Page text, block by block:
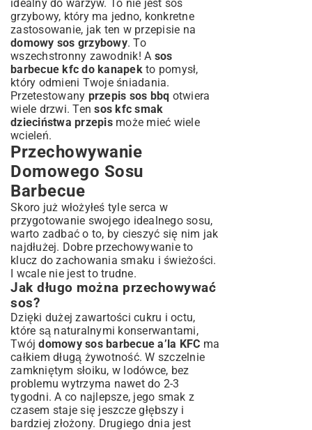
idealny do warzyw. To nie jest sos
grzybowy, który ma jedno, konkretne
zastosowanie, jak ten w przepisie na
domowy sos grzybowy. To
wszechstronny zawodnik! A sos
barbecue kfc do kanapekto pomysł,
który odmieni Twoje śniadania.
Przetestowany przepis sos bbq otwiera
wiele drzwi. Tensos kfc smak
dzieciństwa przepismoże mieć wiele
wcieleń.
Przechowywanie
Domowego Sosu
Barbecue
Skoro już włożyłeś tyle serca w
przygotowanie swojego idealnego sosu,
warto zadbać o to, by cieszyć się nim jak
najdłużej. Dobre przechowywanie to
klucz do zachowania smaku i świeżości.
I wcale nie jest to trudne.
Jak długo można przechowywać
sos?
Dzięki dużej zawartości cukru i octu,
które są naturalnymi konserwantami,
Twójdomowy sos barbecue a’la KFC ma
całkiem długą żywotność. W szczelnie
zamkniętym słoiku, w lodówce, bez
problemu wytrzyma nawet do 2-3
tygodni. A co najlepsze, jego smak z
czasem staje się jeszcze głębszy i
bardziej złożony. Drugiego dnia jest